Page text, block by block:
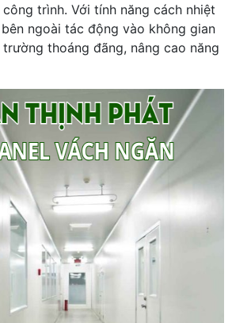
trình. Với tính năng cách nhiệt
ngoài tác động vào không gian
thoáng đãng, nâng cao năng